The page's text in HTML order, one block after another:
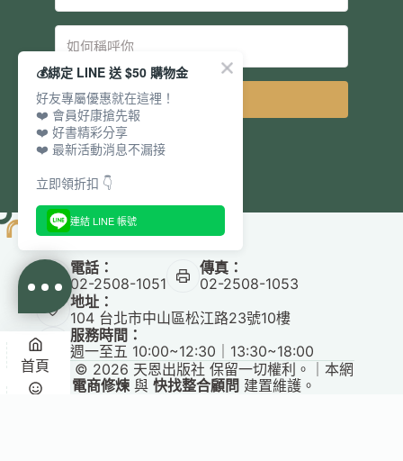
電話：
02-2508-1051
傳真：
02-2508-1053
地址：
104 台北市中山區松江路23號10樓
服務時間：
週一至五 10:00~12:30｜13:30~18:00
Copyright © 2026 天恩出版社 保留一切權利。｜本網
站由 電商修煉與快找整合顧問 建置維護。
首頁
💰綁定 LINE 送 $50 購物金
好友專屬優惠就在這裡！
❤️ 會員好康搶先報
❤️ 好書精彩分享
❤️ 最新活動消息不漏接
立即領折扣 👇
連結 LINE 帳號